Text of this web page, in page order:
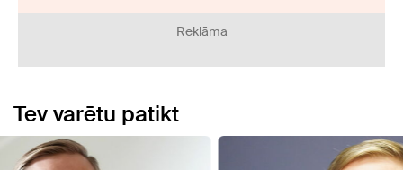
Reklāma
Tev varētu patikt